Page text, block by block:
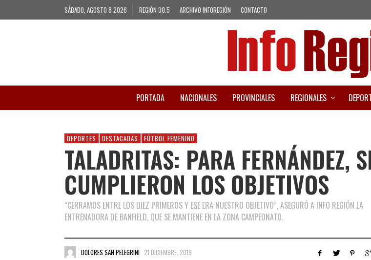
SÁBADO, AGOSTO 8 2026 REGIÓN 90.5 ARCHIVO INFOREGIÓN CONTACTO
PORTADA NACIONALES PROVINCIALES REGIONALES
DEPORTES DESTACADAS FÚTBOL FEMENINO
TALADRITAS: PARA FERNÁNDEZ,
CUMPLIERON LOS OBJETIVOS
“CERRAMOS ENTRE LOS DIEZ PRIMEROS Y ESE ERA NUESTRO OBJETIVO”, ASEGURÓ A INFO REGIÓN LA
ENTRENADORA DE BANFIELD, QUE SE MANTIENE EN LA ZONA CAMPEONATO.
DOLORES SAN PELEGRINI 21 DICIEMBRE, 2019